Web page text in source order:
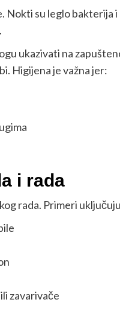
Nokti su leglo bakterija
ukazivati na
Higijena je važna jer:
i rada
rada. Primeri
zavarivače